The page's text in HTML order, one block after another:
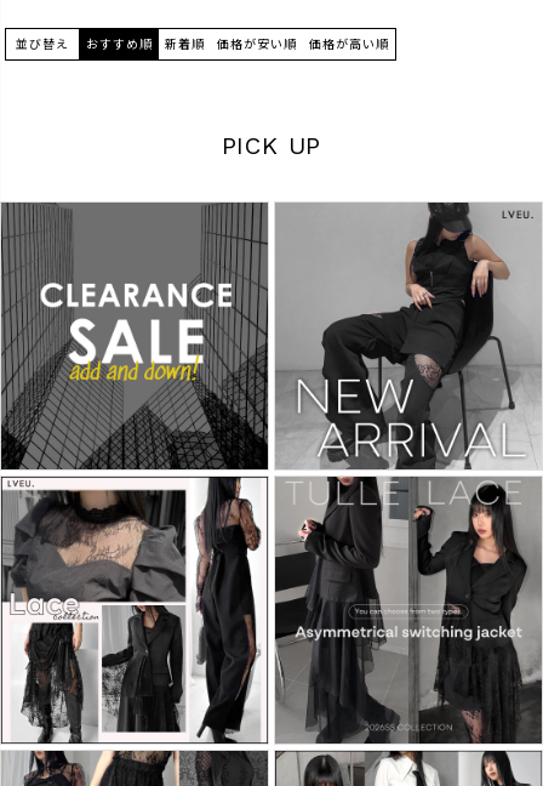
並び替え おすすめ順 新着順 価格が安い順 価格が高い順
PICK UP